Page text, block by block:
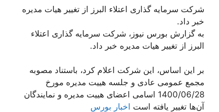
شرکت سرمایه گذاری اعتلاء البرز از تغییر هیات مدیره
خبر داد.
به گزارش بورس نیوز، شرکت سرمایه گذاری اعتلاء
البرز از تغییر هیات مدیره خبر داد.
بر این اساس، این شرکت اعلام کرد، باستناد مصوبه
مجمع عمومی عادی و جلسه هیيت مدیره مورخ
1400/06/28 اسامی اعضای هیيت مدیره و نمایندگان
آن‌ها تغییر یافته است اخبار بورس